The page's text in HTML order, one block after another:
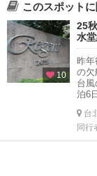
このスポット
10
25
水
昨
の欠
台
泊6
台
同行